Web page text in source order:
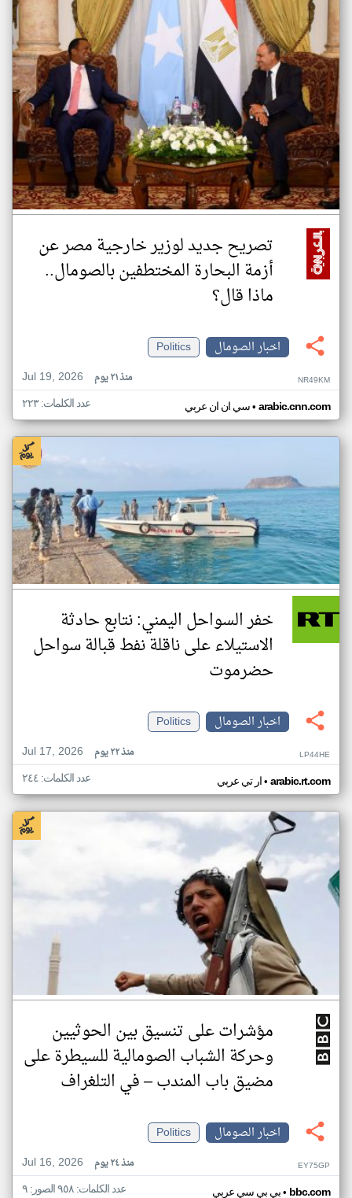
تصريح جديد لوزير خارجية مصر عن
أزمة البحارة المختطفين بالصومال..
ماذا قال؟
اخبار الصومال
Politics
Jul 19, 2026
منذ ٢١ يوم NR49KM
سي ان ان عربي• arabic.cnn.com عدد الكلمات: ٢٢٣
خفر السواحل اليمني: نتابع حادثة
الاستيلاء على ناقلة نفط قبالة سواحل
حضرموت
اخبار الصومال
Politics
Jul 17, 2026
منذ ٢٢ يوم LP44HE
ار تي عربي• arabic.rt.com عدد الكلمات: ٢٤٤
مؤشرات على تنسيق بين الحوثيين
وحركة الشباب الصومالية للسيطرة على
مضيق باب المندب – في التلغراف
اخبار الصومال
Politics
Jul 16, 2026
منذ ٢٤ يوم EY75GP
بي بي سي عربي• bbc.com عدد الكلمات: ٩٥٨ الصور: ٩